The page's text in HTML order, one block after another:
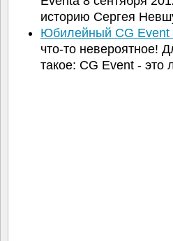
историю Сергея
Юбилейный CG Event
что-то невероятное!
такое: CG Event -